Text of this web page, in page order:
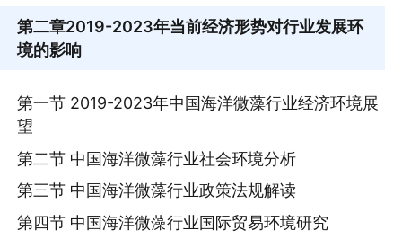
第二章2019-2023年当前经济形势对行业发展环
境的影响
第一节 2019-2023年中国海洋微藻行业经济环境展
望
第二节 中国海洋微藻行业社会环境分析
第三节 中国海洋微藻行业政策法规解读
第四节 中国海洋微藻行业国际贸易环境研究